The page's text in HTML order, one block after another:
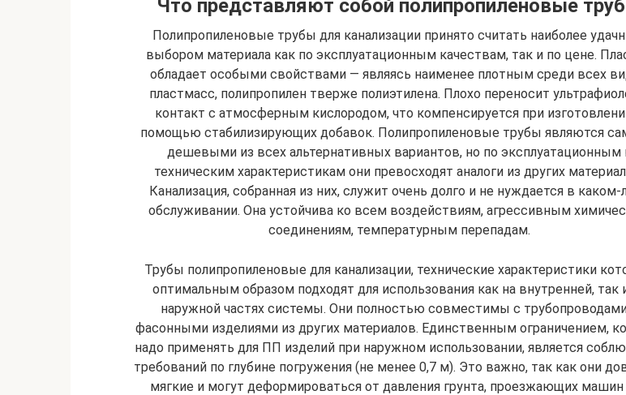
Что представляют собой полипропиленовые
Полипропиленовые трубы для канализации принято считать наиболее
выбором материала как по эксплуатационным качествам, так и по цене.
обладает особыми свойствами — являясь наименее плотным среди всех
пластмасс, полипропилен тверже полиэтилена. Плохо переносит
контакт с атмосферным кислородом, что компенсируется при
помощью стабилизирующих добавок. Полипропиленовые трубы являются
дешевыми из всех альтернативных вариантов, но по эксплуатационным
техническим характеристикам они превосходят аналоги из других
Канализация, собранная из них, служит очень долго и не нуждается в каком-
обслуживании. Она устойчива ко всем воздействиям, агрессивным
соединениям, температурным перепадам.
Трубы полипропиленовые для канализации, технические характеристики
оптимальным образом подходят для использования как на внутренней, так
наружной частях системы. Они полностью совместимы с
фасонными изделиями из других материалов. Единственным ограничением,
надо применять для ПП изделий при наружном использовании, является
требований по глубине погружения (не менее 0,7 м). Это важно, так как они
мягкие и могут деформироваться от давления грунта, проезжающих машин